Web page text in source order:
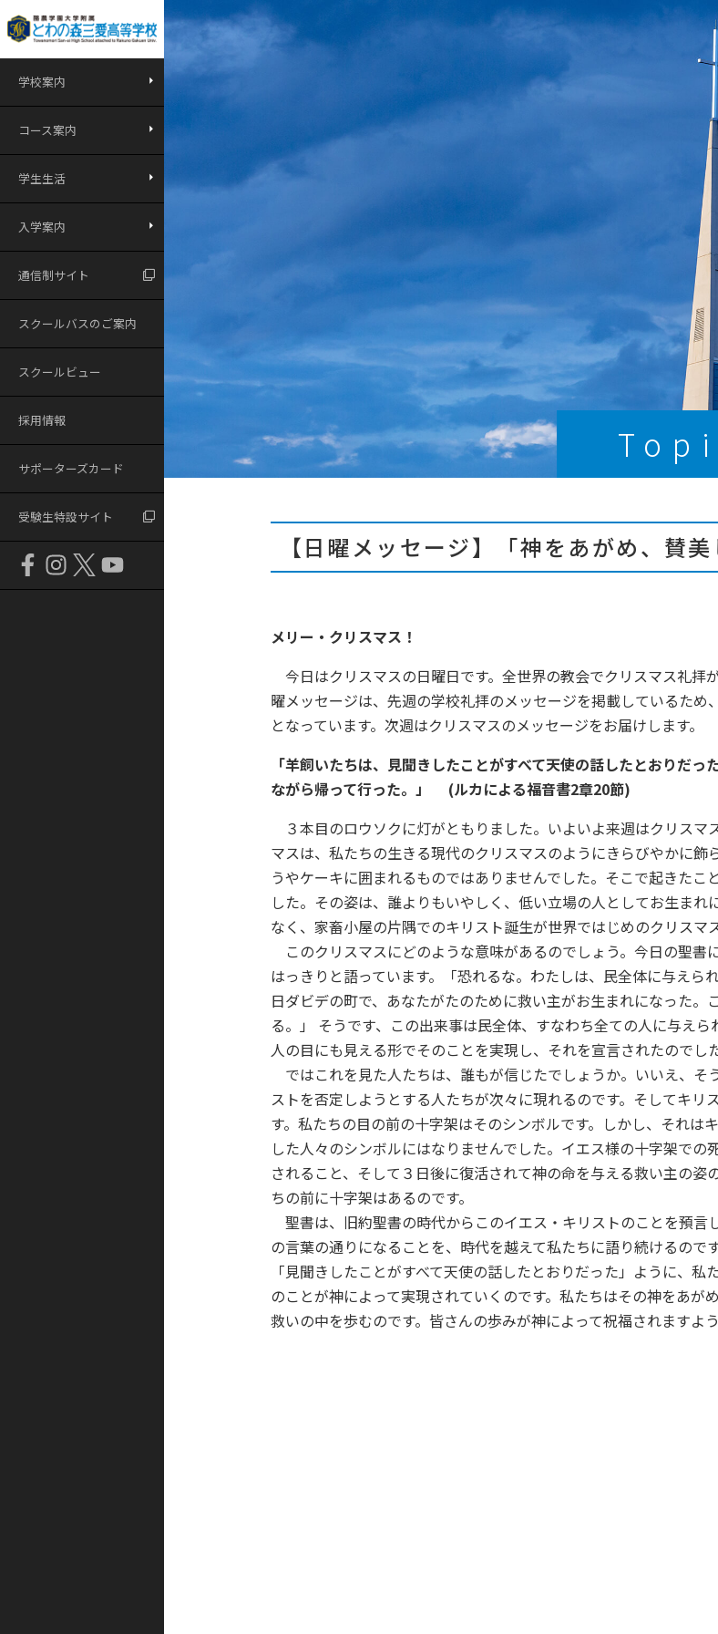
学校案内
コース案内
学生生活
入学案内
通信制サイト
スクールバスのご案内
スクールビュー
採用情報
サポーターズカード
受験生特設サイト
【日曜メッセージ】「神をあがめ、賛美
メリー・クリスマス！
今日はクリスマスの日曜日です。全世界の教会でクリスマス礼拝
曜メッセージは、先週の学校礼拝のメッセージを掲載しているため
となっています。次週はクリスマスのメッセージをお届けします。
「羊飼いたちは、見聞きしたことがすべて天使の話したとおりだっ
ながら帰って行った。」 (ルカによる福音書2章20節)
３本目のロウソクに灯がともりました。いよいよ来週はクリスマ
マスは、私たちの生きる現代のクリスマスのようにきらびやかに飾
うやケーキに囲まれるものではありませんでした。そこで起きたこ
した。その姿は、誰よりもいやしく、低い立場の人としてお生まれ
なく、家畜小屋の片隅でのキリスト誕生が世界ではじめのクリスマ
このクリスマスにどのような意味があるのでしょう。今日の聖書
はっきりと語っています。「恐れるな。わたしは、民全体に与えら
日ダビデの町で、あなたがたのために救い主がお生まれになった。
る。」 そうです、この出来事は民全体、すなわち全ての人に与えら
人の目にも見える形でそのことを実現し、それを宣言されたのでした
ではこれを見た人たちは、誰もが信じたでしょうか。いいえ、そ
ストを否定しようとする人たちが次々に現れるのです。そしてキリ
す。私たちの目の前の十字架はそのシンボルです。しかし、それは
した人々のシンボルにはなりませんでした。イエス様の十字架での
されること、そして３日後に復活されて神の命を与える救い主の姿
ちの前に十字架はあるのです。
聖書は、旧約聖書の時代からこのイエス・キリストのことを預言
の言葉の通りになることを、時代を越えて私たちに語り続けるので
「見聞きしたことがすべて天使の話したとおりだった」ように、私
のことが神によって実現されていくのです。私たちはその神をあが
救いの中を歩むのです。皆さんの歩みが神によって祝福されますよ